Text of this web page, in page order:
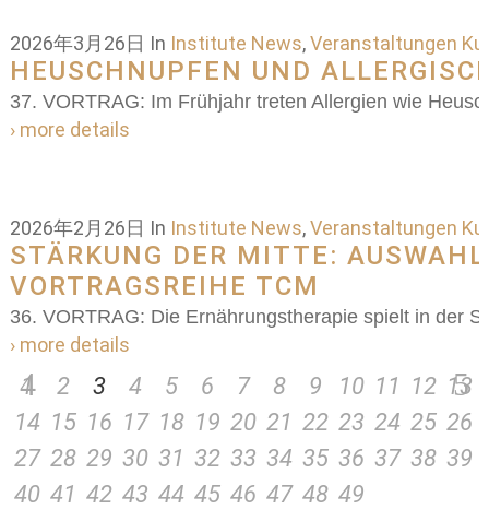
2026年3月26日 In Institute News,Veranstaltungen
HEUSCHNUPFEN UND
37. VORTRAG: Im Frühjahr treten Allergien wie
› more details
2026年2月26日 In Institute News,Veranstaltungen
STÄRKUNG DER MITTE:
VORTRAGSREIHE TCM
36. VORTRAG: Die Ernährungstherapie spielt in der
› more details
1 2 3 4 5 6 7 8 9 10 11 12 13
14 15 16 17 18 19 20 21 22 23 24 25 26
27 28 29 30 31 32 33 34 35 36 37 38 39
40 41 42 43 44 45 46 47 48 49